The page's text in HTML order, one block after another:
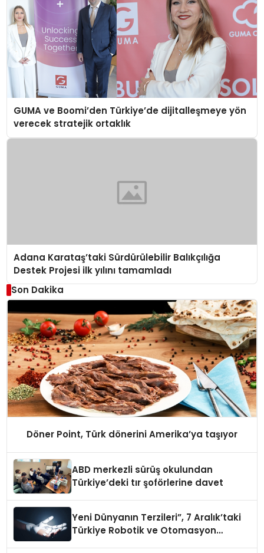
GUMA ve Boomi’den Türkiye’de dijitalleşmeye yön
verecek stratejik ortaklık
Adana Karataş’taki Sürdürülebilir Balıkçılığa
Destek Projesi ilk yılını tamamladı
Son Dakika
Döner Point, Türk dönerini Amerika’ya taşıyor
ABD merkezli sürüş okulundan
Türkiye’deki tır şoförlerine davet
Yeni Dünyanın Terzileri”, 7 Aralık’taki
Türkiye Robotik ve Otomasyon